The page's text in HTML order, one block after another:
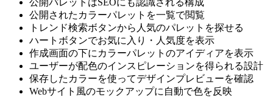
公開されたカラーパレットを一覧で閲覧
トレンド検索ボタンから人気のパレットを探せる
ハートボタンでお気に入り・人気度を表示
作成画面の下にカラーパレットのアイディアを表示
ユーザーが配色のインスピレーションを得られる設計
保存したカラーを使ってデザインプレビューを確認
Webサイト風のモックアップに自動で色を反映